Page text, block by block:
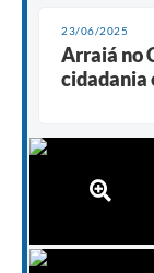
23/06/2025
Arraiá no